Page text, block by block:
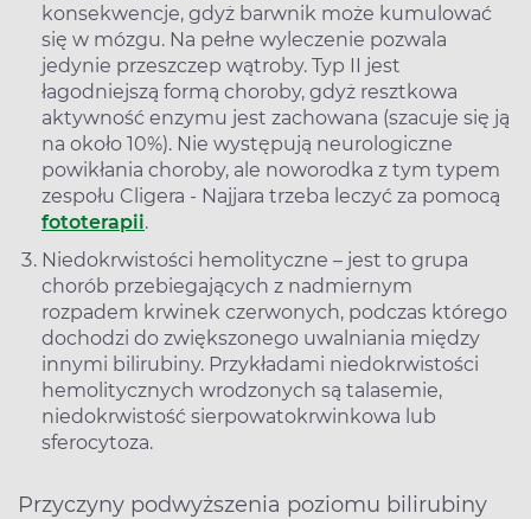
konsekwencje, gdyż barwnik może kumulować
się w mózgu. Na pełne wyleczenie pozwala
jedynie przeszczep wątroby. Typ II jest
łagodniejszą formą choroby, gdyż resztkowa
aktywność enzymu jest zachowana (szacuje się ją
na około 10%). Nie występują neurologiczne
powikłania choroby, ale noworodka z tym typem
zespołu Cligera - Najjara trzeba leczyć za pomocą
fototerapii.
Niedokrwistości hemolityczne – jest to grupa
chorób przebiegających z nadmiernym
rozpadem krwinek czerwonych, podczas którego
dochodzi do zwiększonego uwalniania między
innymi bilirubiny. Przykładami niedokrwistości
hemolitycznych wrodzonych są talasemie,
niedokrwistość sierpowatokrwinkowa lub
sferocytoza.
Przyczyny podwyższenia poziomu bilirubiny